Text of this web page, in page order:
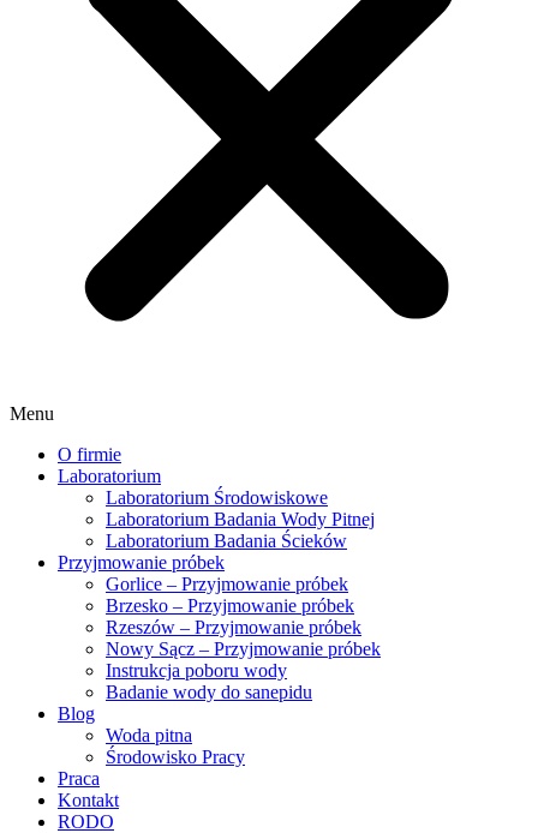
Menu
O firmie
Laboratorium
Laboratorium Środowiskowe
Laboratorium Badania Wody Pitnej
Laboratorium Badania Ścieków
Przyjmowanie próbek
Gorlice – Przyjmowanie próbek
Brzesko – Przyjmowanie próbek
Rzeszów – Przyjmowanie próbek
Nowy Sącz – Przyjmowanie próbek
Instrukcja poboru wody
Badanie wody do sanepidu
Blog
Woda pitna
Środowisko Pracy
Praca
Kontakt
RODO